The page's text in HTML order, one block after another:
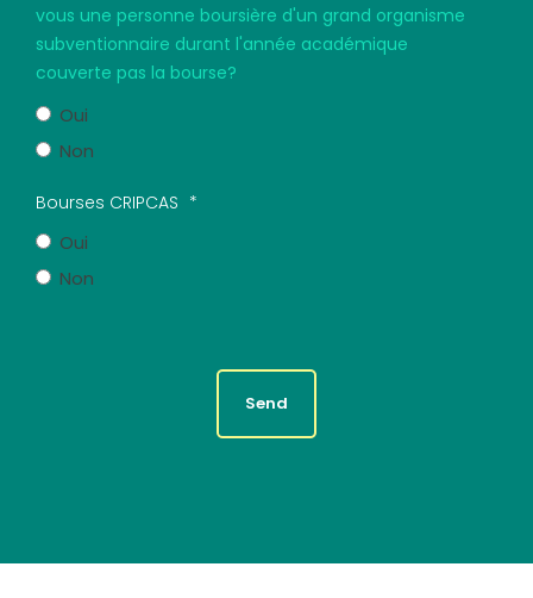
vous une personne boursière d'un grand organisme
subventionnaire durant l'année académique
couverte pas la bourse?
Oui
Non
Bourses CRIPCAS *
Oui
Non
Send